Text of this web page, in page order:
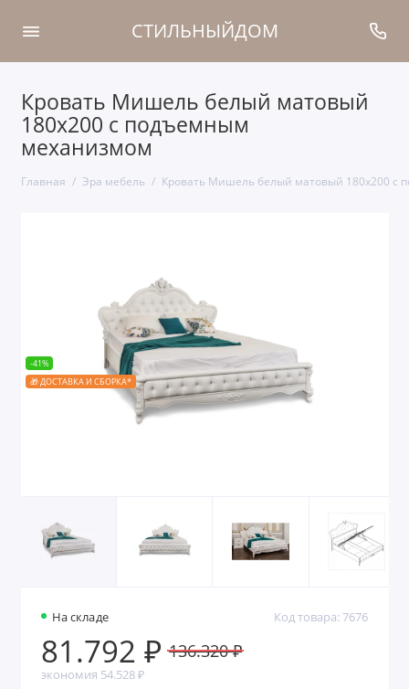
СТИЛЬНЫЙДОМ
Кровать Мишель белый матовый
180х200 с подъемным
механизмом
Главная Эра мебель Кровать Мишель белый матовый 180х200 с
-41%
🎁 ДОСТАВКА И СБОРКА*
На складе Код товара: 7676
81.792 ₽ 136.320 ₽
экономия 54.528 ₽